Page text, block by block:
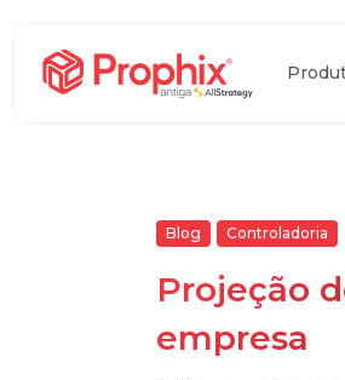
Blog Controladoria
Projeção
empresa